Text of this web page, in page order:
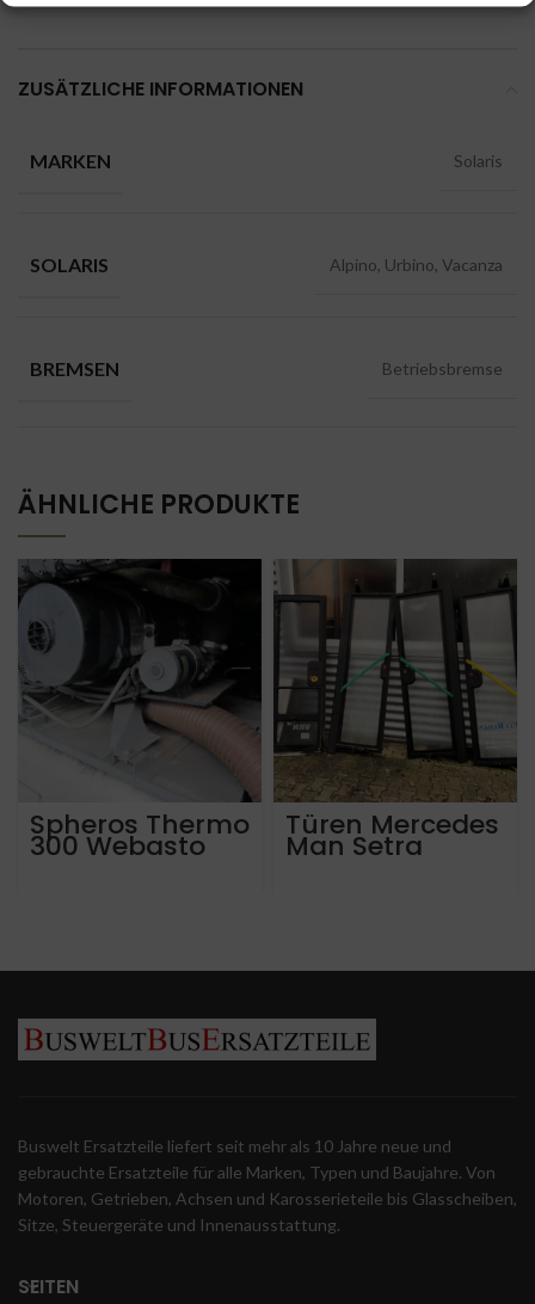
ZUSÄTZLICHE INFORMATIONEN
MARKEN Solaris
SOLARIS Alpino, Urbino, Vacanza
BREMSEN Betriebsbremse
ÄHNLICHE PRODUKTE
Spheros Thermo
300 Webasto
Türen Mercedes
Man Setra
Buswelt Ersatzteile liefert seit mehr als 10 Jahre neue und
gebrauchte Ersatzteile für alle Marken, Typen und Baujahre. Von
Motoren, Getrieben, Achsen und Karosserieteile bis Glasscheiben,
Sitze, Steuergeräte und Innenausstattung.
SEITEN